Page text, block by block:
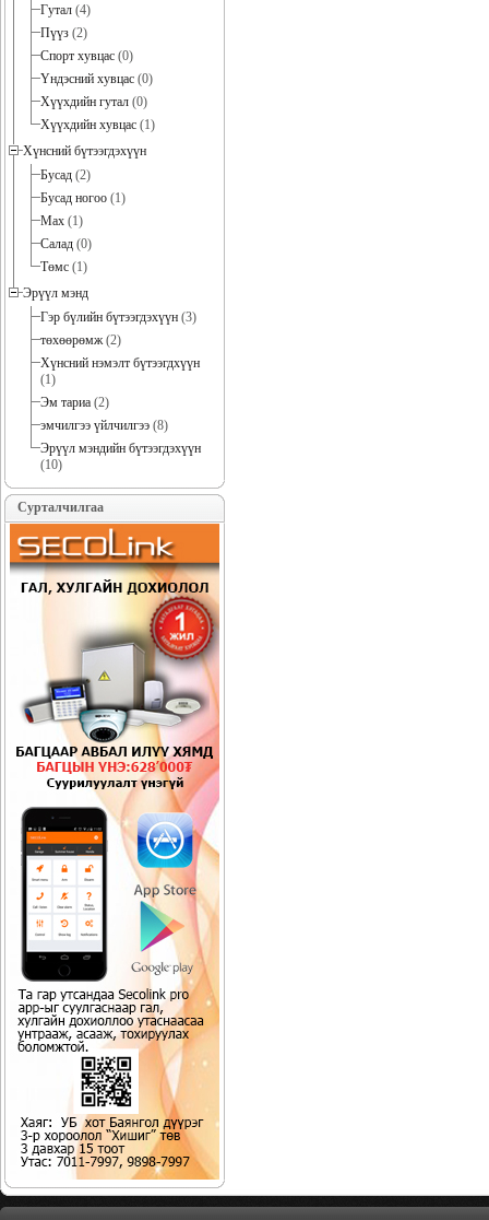
Гутал (4)
Пүүз (2)
Спорт хувцас (0)
Үндэсний хувцас (0)
Хүүхдийн гутал (0)
Хүүхдийн хувцас (1)
Хүнсний бүтээгдэхүүн
Бусад (2)
Бусад ногоо (1)
Мах (1)
Салад (0)
Төмс (1)
Эрүүл мэнд
Гэр бүлийн бүтээгдэхүүн (3)
төхөөрөмж(2)
Хүнсний нэмэлт бүтээгдхүүн
(1)
Эм тариа (2)
эмчилгээ үйлчилгээ (8)
Эрүүл мэндийн бүтээгдэхүүн
(10)
Сурталчилгаа